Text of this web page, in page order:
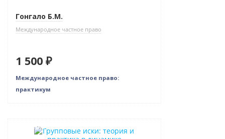
Гонгало Б.М.
Международное частное право
1 500 ₽
Международное частное право:
практикум
Новинка